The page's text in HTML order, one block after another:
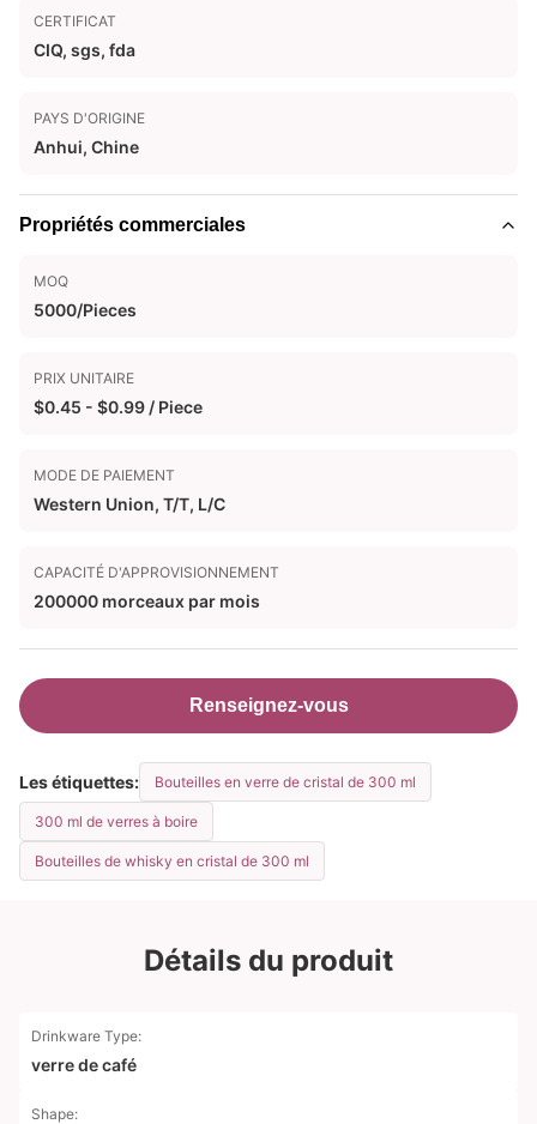
CERTIFICAT
CIQ, sgs, fda
PAYS D'ORIGINE
Anhui, Chine
Propriétés commerciales
MOQ
5000/Pieces
PRIX UNITAIRE
$0.45 - $0.99 / Piece
MODE DE PAIEMENT
Western Union, T/T, L/C
CAPACITÉ D'APPROVISIONNEMENT
200000 morceaux par mois
Renseignez-vous
Les étiquettes: Bouteilles en verre de cristal de 300 ml
300 ml de verres à boire
Bouteilles de whisky en cristal de 300 ml
Détails du produit
Drinkware Type:
verre de café
Shape: